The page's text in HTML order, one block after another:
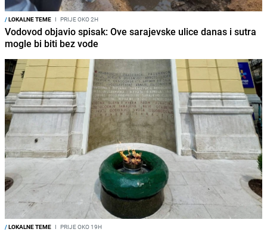
/LOKALNE TEME I PRIJE OKO 2H
Vodovod objavio spisak: Ove sarajevske ulice danas i sutra
mogle bi biti bez vode
/LOKALNE TEME I PRIJE OKO 19H